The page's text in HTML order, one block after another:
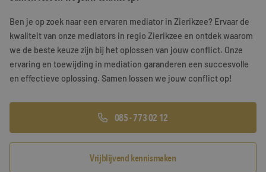
Training & Leiderschap
Referenties
Blogs
Documenten
Ben je op zoek naar een ervaren mediator in Zierikzee? Ervaar de
kwaliteit van onze mediators in regio Zierikzee en ontdek waarom
we de beste keuze zijn bij het oplossen van jouw conflict. Onze
ervaring en toewijding in mediation garanderen een succesvolle
en effectieve oplossing. Samen lossen we jouw conflict op!
085 - 773 02 12
Vrijblijvend kennismaken